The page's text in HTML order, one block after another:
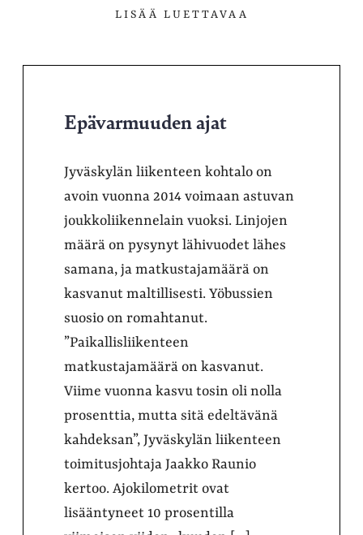
LISÄÄ LUETTAVAA
Epävarmuuden ajat
Jyväskylän liikenteen kohtalo on
avoin vuonna 2014 voimaan astuvan
joukkoliikennelain vuoksi. Linjojen
määrä on pysynyt lähivuodet lähes
samana, ja matkustajamäärä on
kasvanut maltillisesti. Yöbussien
suosio on romahtanut.
”Paikallisliikenteen
matkustajamäärä on kasvanut.
Viime vuonna kasvu tosin oli nolla
prosenttia, mutta sitä edeltävänä
kahdeksan”, Jyväskylän liikenteen
toimitusjohtaja Jaakko Raunio
kertoo. Ajokilometrit ovat
lisääntyneet 10 prosentilla